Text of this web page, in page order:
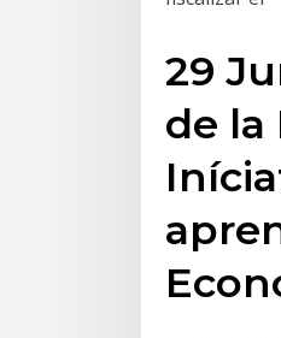
29
de la